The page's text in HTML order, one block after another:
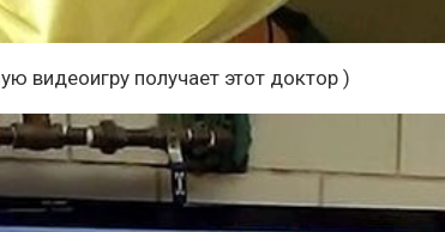
видеоигру получает этот доктор )